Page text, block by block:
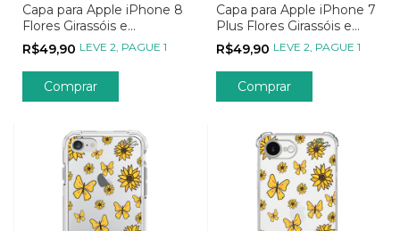
Capa para Apple iPhone 8
Flores Girassóis e
Borboletas
R$49,90 LEVE 2, PAGUE 1
Comprar
Capa para Apple iPhone 7
Plus Flores Girassóis e
Borboletas
R$49,90 LEVE 2, PAGUE 1
Comprar